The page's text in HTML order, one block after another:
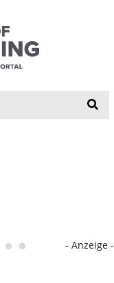
- Anzeige -